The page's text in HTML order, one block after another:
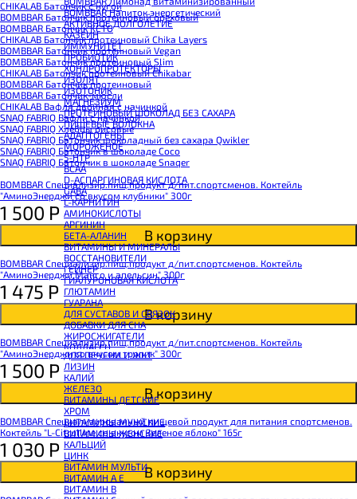
BOMBBAR Напиток энергетический
АКТИВНОЕ ДОЛГОЛЕТИЕ
КАЗЕИН
ИММУНИТЕТ
ПРОБИОТИК
ХОНДРОПРОТЕКТОРЫ
ИЗОЛЯТ
ИЗОТОНИК
МАГНЕЗИУМ
ПРОТЕИНОВЫЙ ШОКОЛАД БЕЗ САХАРА
ПИЩЕВЫЕ ВОЛОКНА
АДАПТОГЕНЫ
МОРОЖЕНОЕ
5-HTP
BCAA
D-АСПАРГИНОВАЯ КИСЛОТА
GABA
L-КАРНИТИН
АМИНОКИСЛОТЫ
АРГИНИН
БЕТА-АЛАНИН
ВИТАМИНЫ И МИНЕРАЛЫ
ВОССТАНОВИТЕЛИ
ГЕЙНЕР
ГИАЛУРОНОВАЯ КИСЛОТА
ГЛЮТАМИН
ГУАРАНА
ДЛЯ СУСТАВОВ И СВЯЗОК
ДОБАВКИ ДЛЯ СНА
ЖИРОСЖИГАТЕЛИ
КОЛЛАГЕН
КОЭНЗИМ Q10
КРЕАТИН
ПОЛЕЗНЫЕ ЖИРЫ
ПРОТЕИН
ПРОТЕИНОВОЕ ПЕЧЕНЬЕ
ПРОТЕИНОВЫЕ БАТОНЧИКИ
ПРОТЕИНОВЫЕ КАШИ
ТЕСТОБУСТЕРЫ
ЦИТРУЛЛИН МАЛАТ
ПРЕДТРЕНИРОВОЧНЫЕ КОМПЛЕКСЫ
ЭНЕРГЕТИКИ И ЖИРОСЖИГАТЕЛИ#
ДЛЯ ПЕЧЕНИ И ЖКТ
ЛИЗИН
КАЛИЙ
ЖЕЛЕЗО
ВИТАМИНЫ ДЕТСКИЕ
ХРОМ
ВИТАМИНЫ МУЖСКИЕ
ВИТАМИНЫ ЖЕНСКИЕ
КАЛЬЦИЙ
ЦИНК
ВИТАМИН МУЛЬТИ
ВИТАМИН A E
ВИТАМИН B
CHIKALAB Батончик с нугой
BOMBBAR Батончик протеиновый ореховый
BOMBBAR Батончик KETO
CHIKALAB Батончик протеиновый Chika Layers
BOMBBAR Батончик протеиновый Vegan
BOMBBAR Батончик протеиновый Slim
CHIKALAB Батончик протеиновый Chikabar
BOMBBAR Батончик протеиновый
BOMBBAR Батончик-мюсли
CHIKALAB Вафля двойная с начинкой
SNAQ FABRIQ Вафли с начинкой
SNAQ FABRIQ Хлебцы рисовые
SNAQ FABRIQ Батончик шоколадный без сахара Qwikler
SNAQ FABRIQ Батончик в шоколаде Coco
SNAQ FABRIQ Батончик в шоколаде Snaqer
BOMBBAR Специализир.пищ.продукт д/пит.спортсменов. Коктейль
"АминоЭнерджи со вкусом клубники" 300г
1 500 Р
В корзину
BOMBBAR Специализир.пищ.продукт д/пит.спортсменов. Коктейль
"АминоЭнерджи Манго и апельсин" 300г
1 475 Р
В корзину
BOMBBAR Специализир.пищ.продукт д/пит.спортсменов. Коктейль
"АминоЭнерджи со вкусом тропик" 300г
1 500 Р
В корзину
BOMBBAR Специализированный пищевой продукт для питания спортсменов.
Коктейль "L-Сitrulline со вкусом Зеленое яблоко" 165г
1 030 Р
В корзину